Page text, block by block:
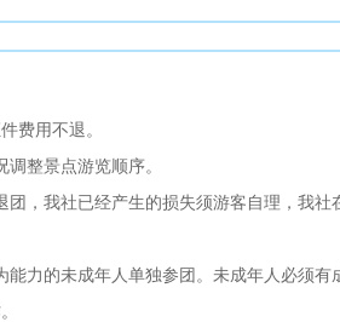
费用不退。
整景点游览顺序。
，我社已经产生的损失须游客自理，我
力的未成年人单独参团。未成年人必须